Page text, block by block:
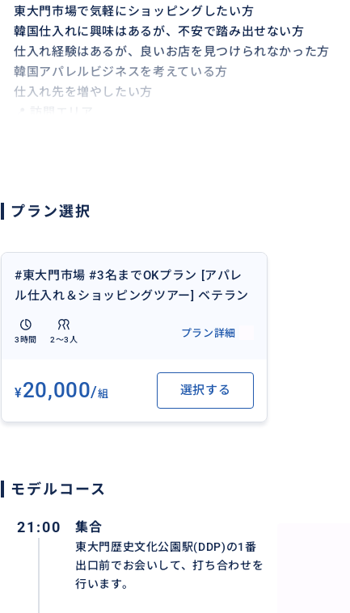
東大門市場で気軽にショッピングしたい方
韓国仕入れに興味はあるが、不安で踏み出せない方
仕入れ経験はあるが、良いお店を見つけられなかった方
韓国アパレルビジネスを考えている方
仕入れ先を増やしたい方
必要な場合はご相談ください。
韓国仕入れのベテランガイドが、限られた時間の中で効率
プラン選択
#東大門市場 #3名までOKプラン [アパレ
ル仕入れ＆ショッピングツアー] ベテラン
ガイドが効率よくご案内！
3時間 2〜3人
プラン詳細
¥20,000/組 選択する
モデルコース
21:00 集合
東大門歴史文化公園駅(DDP)の1番
出口前でお会いして、打ち合わせを
行います。